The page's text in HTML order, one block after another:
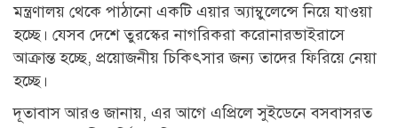
মন্ত্রণালয় থেকে পাঠানো একটি এয়ার অ্যাম্বুলেন্সে নিয়ে যাওয়া
হচ্ছে। যেসব দেশে তুরস্কের নাগরিকরা করোনারভাইরাসে
আক্রান্ত হচ্ছে, প্রয়োজনীয় চিকিৎসার জন্য তাদের ফিরিয়ে নেয়া
হচ্ছে।
দূতাবাস আরও জানায়, এর আগে এপ্রিলে সুইডেনে বসবাসরত